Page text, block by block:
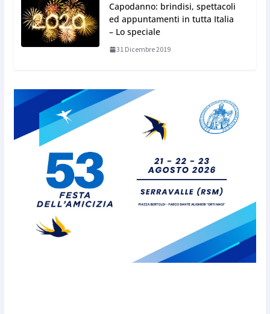
Capodanno: brindisi, spettacoli
ed appuntamenti in tutta Italia
– Lo speciale
31 Dicembre 2019